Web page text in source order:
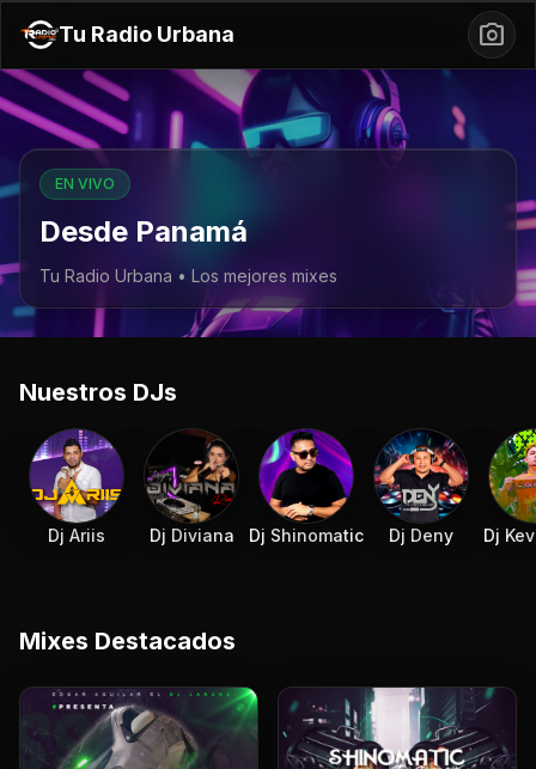
Tu Radio Urbana photo_camera
EN VIVO
Desde Panamá
Tu Radio Urbana • Los mejores mixes
Nuestros DJs
Dj Ariis Dj Diviana Dj Shinomatic Dj Deny Dj
Mixes Destacados